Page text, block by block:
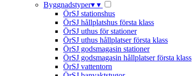
Byggnadstyper▾ ▾
ÖrSJ stationshus
ÖrSJ hållplatshus första klass
ÖrSJ uthus för stationer
ÖrSJ uthus hållplatser första klass
ÖrSJ godsmagasin stationer
ÖrSJ godsmagasin hållplatser första klass
ÖrSJ vattentorn